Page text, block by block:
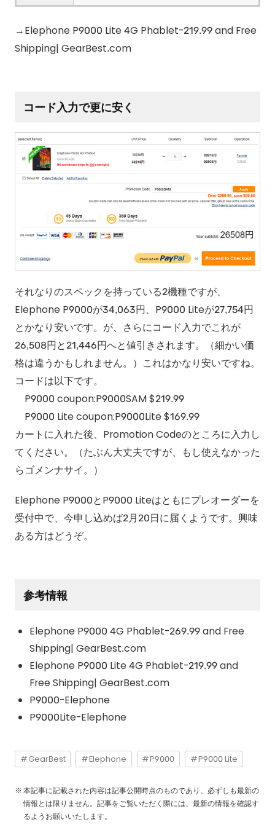
→Elephone P9000 Lite 4G Phablet-219.99 and Free
Shipping| GearBest.com
コード入力で更に安く
それなりのスペックを持っている2機種ですが、
Elephone P9000が34,063円、P9000 Liteが27,754円
とかなり安いです。が、さらにコード入力でこれが
26,508円と21,446円へと値引きされます。（細かい価
格は違うかもしれません。）これはかなり安いですね。
コードは以下です。
P9000 coupon:P9000SAM $219.99
P9000 Lite coupon:P9000Lite $169.99
カートに入れた後、Promotion Codeのところに入力し
てください。（たぶん大丈夫ですが、もし使えなかった
らゴメンナサイ。）
Elephone P9000とP9000 Liteはともにプレオーダーを
受付中で、今申し込めば2月20日に届くようです。興味
ある方はどうぞ。
参考情報
Elephone P9000 4G Phablet-269.99 and Free
Shipping| GearBest.com
Elephone P9000 Lite 4G Phablet-219.99 and
Free Shipping| GearBest.com
P9000-Elephone
P9000Lite-Elephone
GearBest Elephone P9000 P9000 Lite
本記事に記載された内容は記事公開時点のものであり、必ずしも最新の
情報とは限りません。記事をご覧いただく際には、最新の情報を確認す
るようお願いいたします。